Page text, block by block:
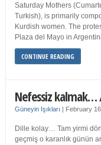
Saturday Mothers
Turkish), is primarily
Kurdish women. The
Plaza del Mayo in
CONTINUE READING
Nefessiz kalmak…
Güneyin Işıkları | February
Dille kolay… Tam yirmi
geçmiş o karanlık günün